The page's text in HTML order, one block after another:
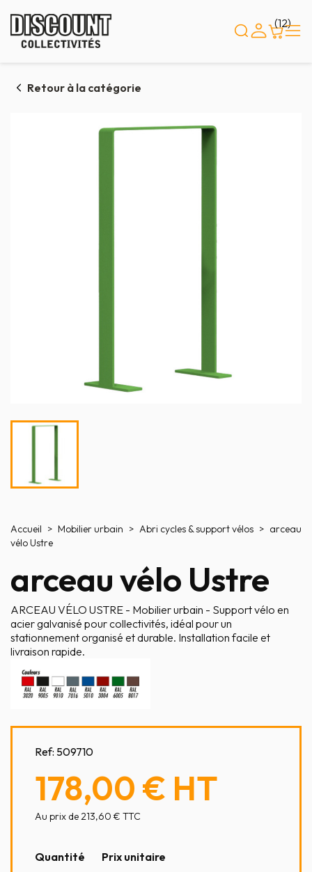
(12)
Retour à la catégorie
Accueil Mobilier urbain Abri cycles & support vélos
arceau
vélo Ustre
arceau vélo Ustre
ARCEAU VÉLO USTRE - Mobilier urbain - Support vélo en
acier galvanisé pour collectivités, idéal pour un
stationnement organisé et durable. Installation facile et
livraison rapide.
Ref: 509710
178,00 € HT
Au prix de 213,60 € TTC
Quantité
Prix unitaire